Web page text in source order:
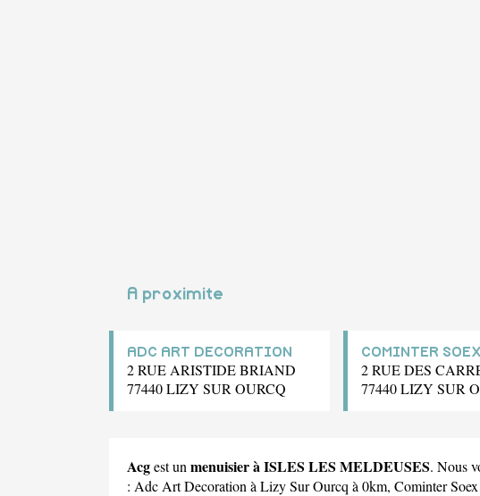
A proximite
ADC ART DECORATION
2 RUE ARISTIDE BRIAND
77440 LIZY SUR OURCQ
COMINTER SOEX
2 RUE DES
77440 LIZY SUR
Acgest un menuisier à ISLES LES MELDEUSES. Nous
: Adc Art Decoration à Lizy Sur Ourcq à 0km, Cominter Soex